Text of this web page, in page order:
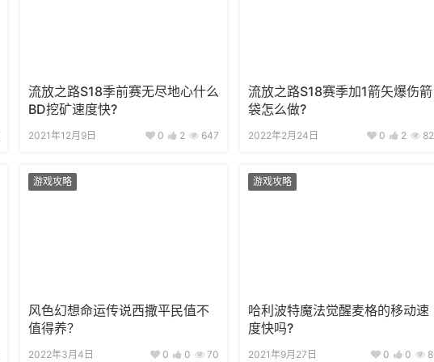
流放之路S18季前赛无尽地心什么
BD挖矿速度快?
2021年12月9日 0 2 647
流放之路S18赛季加1箭矢爆伤箭
袋怎么做?
2022年2月24日 0 2
游戏攻略
风色幻想命运传说西撒平民值不
值得养？
2022年3月4日 0 0 70
游戏攻略
哈利波特魔法觉醒麦格的移动速
度快吗?
2021年9月27日 0 0